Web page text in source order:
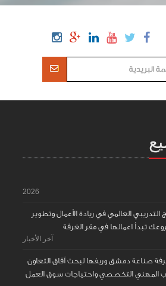
2026
التدريبي العالمي في ريادة الأعمال وتطوير
تبدأ اعمالها في مقر الغرفة
آخر الأخبار
صناعة دمشق وريفها لبحث آفاق التعاون
المهني التخصصي واحتياجات سوق العمل